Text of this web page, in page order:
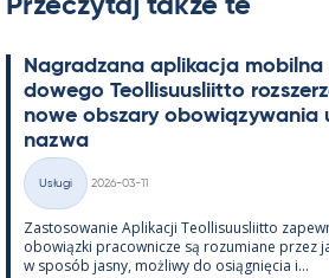
Przeczytaj także te
Na­gradzana apli­kacja
dowego Teol­li­suus­liitto
nowe obszary obowiązywa­nia
nazwa
Kategorie
Usługi
2026-03-11
Zas­to­sowa­nie Apli­kacji Teol­li­suus­liitto
obowiązki pracow­nicze są rozu­miane przez
w sposób jasny, moż­liwy do osiąg­nięcia i...